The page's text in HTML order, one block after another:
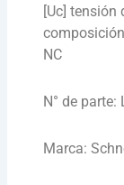
[Uc] tensión
NC
N° de parte:
Marca: